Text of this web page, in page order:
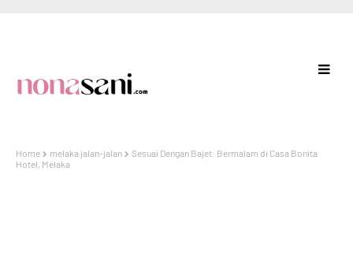
Home melaka jalan-jalan
Sesuai Dengan Bajet: Bermalam di Casa Bonita
Hotel, Melaka